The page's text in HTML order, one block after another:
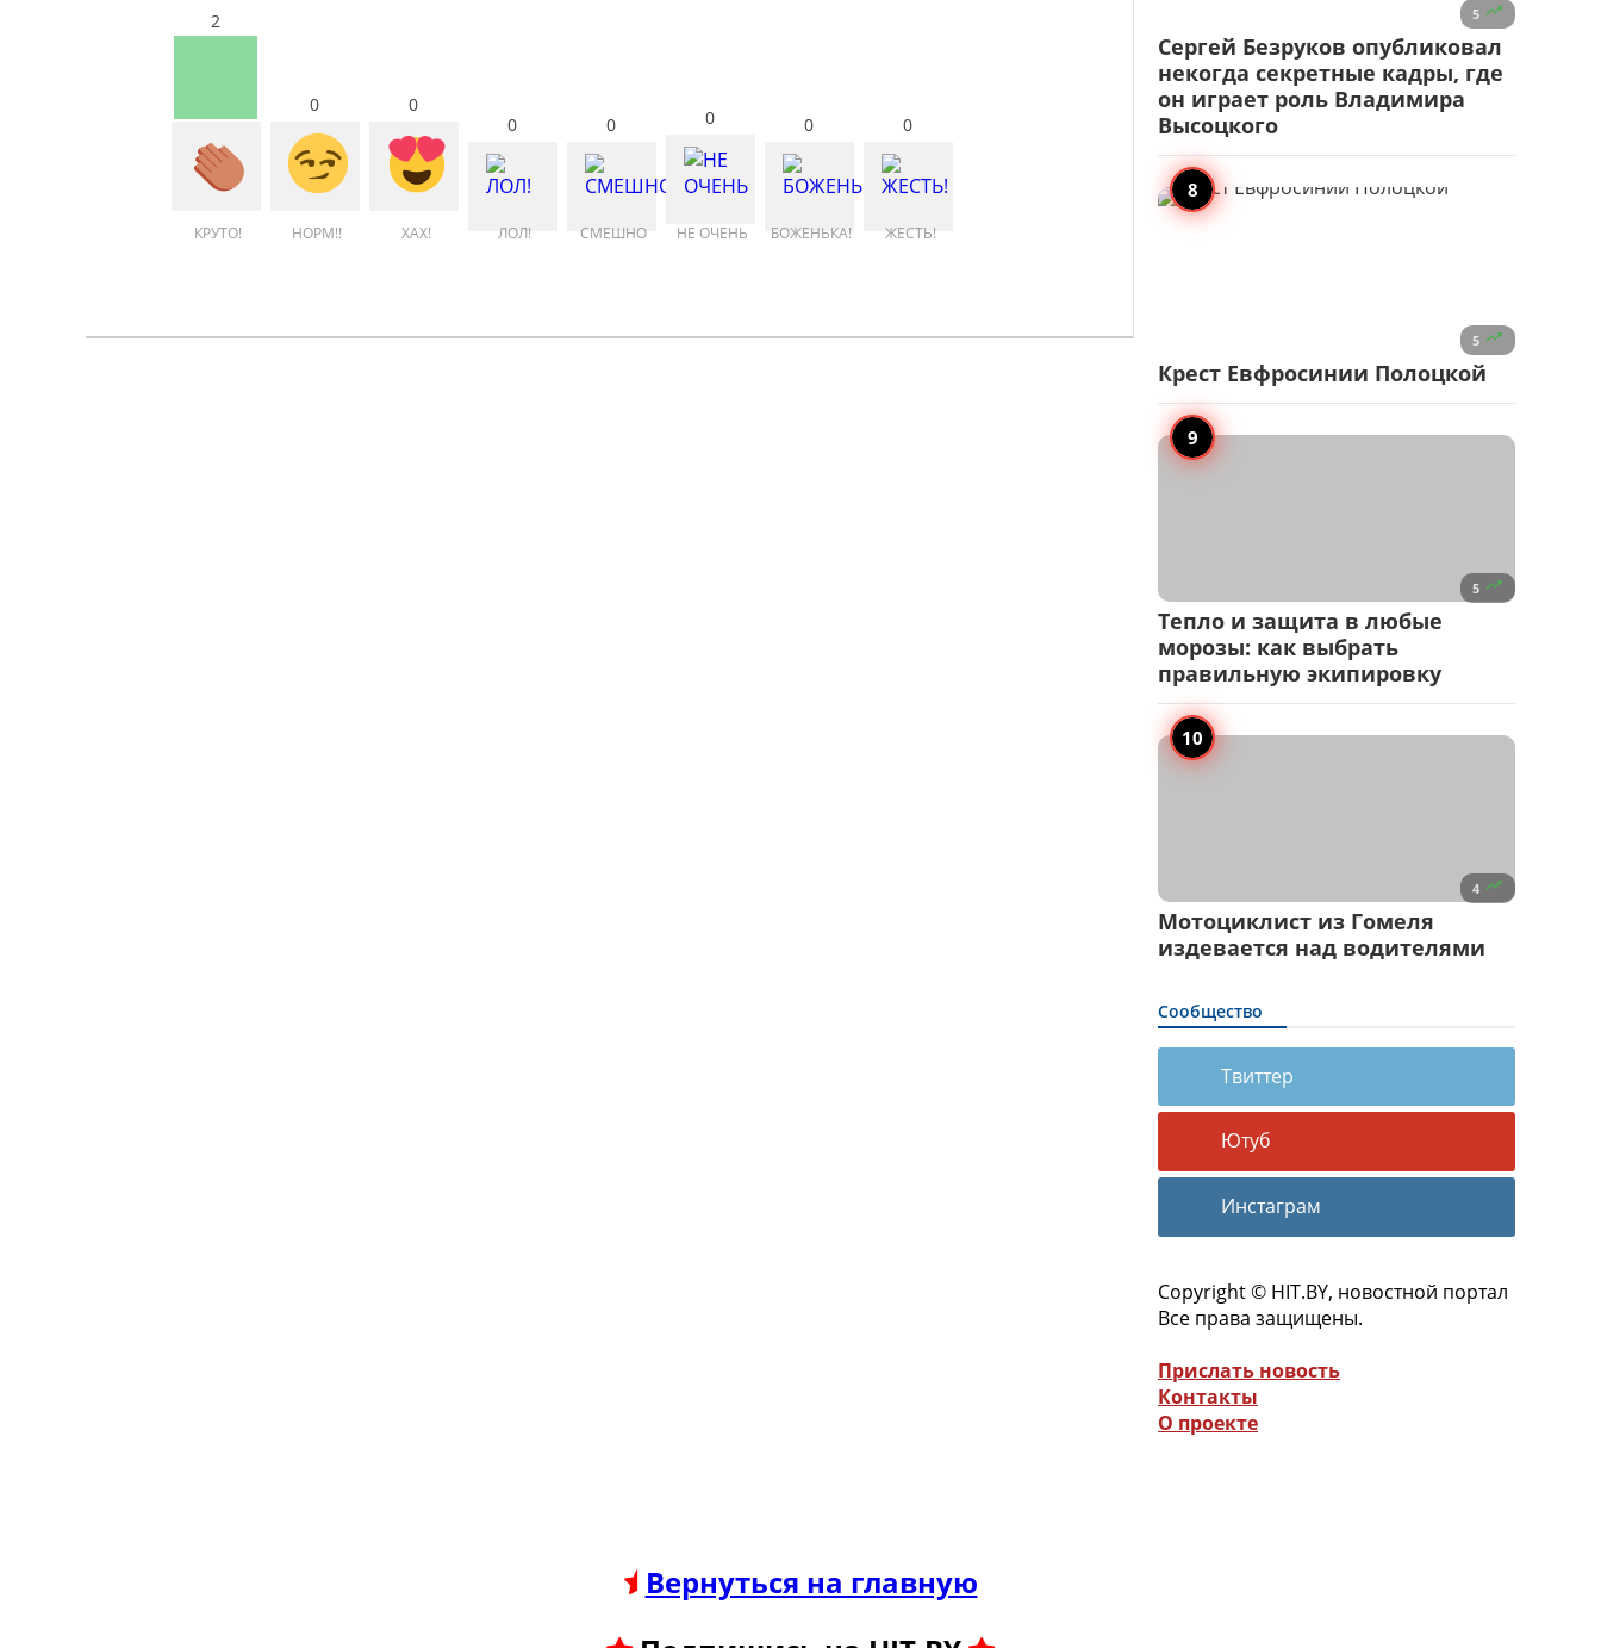
2
КРУТО!
0
НОРМ!!
0
ХАХ!
0
ЛОЛ!
0
СМЕШНО
0
НЕ ОЧЕНЬ
0
БОЖЕНЬКА!
0
ЖЕСТЬ!
5 
Сергей Безруков опубликовал
некогда секретные кадры, где
он играет роль Владимира
Высоцкого
5 
Крест Евфросинии Полоцкой
5 
Тепло и защита в любые
морозы: как выбрать
правильную экипировку
4 
Мотоциклист из Гомеля
издевается над водителями
Сообщество
Твиттер
Ютуб
Инстаграм
Copyright © HIT.BY, новостной портал
Все права защищены.
Прислать новость
Контакты
О проекте
Вернуться на главную